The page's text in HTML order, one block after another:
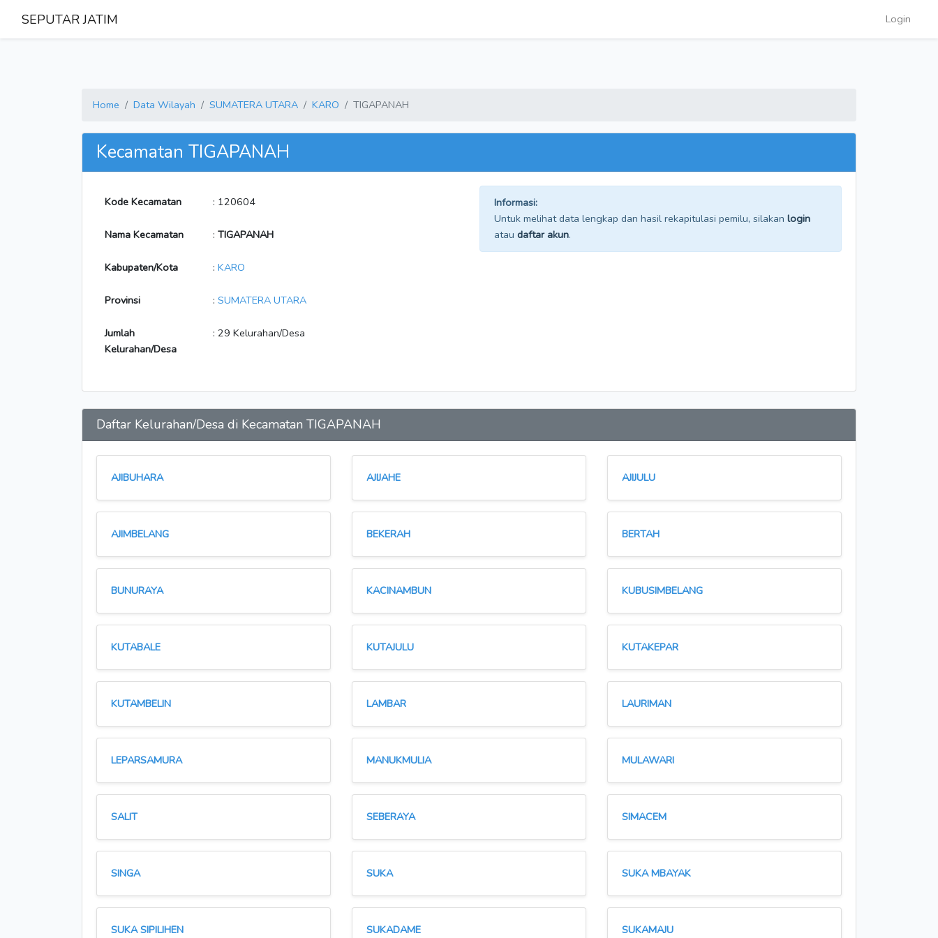
SEPUTAR JATIM Login
Home Data Wilayah SUMATERA UTARA KARO TIGAPANAH
Kecamatan TIGAPANAH
Kode Kecamatan : 120604
Nama Kecamatan : TIGAPANAH
Kabupaten/Kota : KARO
Provinsi : SUMATERA UTARA
Jumlah
Kelurahan/Desa
: 29 Kelurahan/Desa
Informasi:
Untuk melihat data lengkap dan hasil rekapitulasi pemilu, silakan login
atau daftar akun.
Daftar Kelurahan/Desa di Kecamatan TIGAPANAH
AJIBUHARA AJIJAHE AJIJULU
AJIMBELANG BEKERAH BERTAH
BUNURAYA KACINAMBUN KUBUSIMBELANG
KUTABALE KUTAJULU KUTAKEPAR
KUTAMBELIN LAMBAR LAURIMAN
LEPARSAMURA MANUKMULIA MULAWARI
SALIT SEBERAYA SIMACEM
SINGA SUKA SUKA MBAYAK
SUKA SIPILIHEN SUKADAME SUKAMAJU